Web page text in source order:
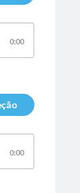
0:00
0:00